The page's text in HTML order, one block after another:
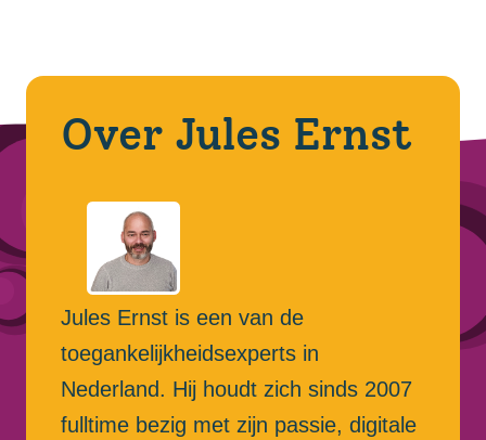
Over Jules Ernst
Jules Ernst is een van de
toegankelijkheidsexperts in
Nederland. Hij houdt zich sinds 2007
fulltime bezig met zijn passie, digitale